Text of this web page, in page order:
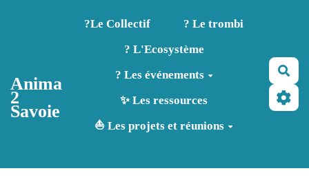
Aller au contenu principal
Anima
2
Savoie
?️Le Collectif
? Le trombi
? L'Ecosystème
? Les événements
✨ Les ressources
⛵ Les projets et réunions